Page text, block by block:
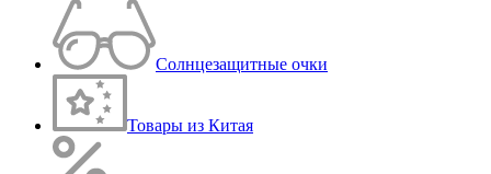
Солнцезащитные очки
Товары из Китая